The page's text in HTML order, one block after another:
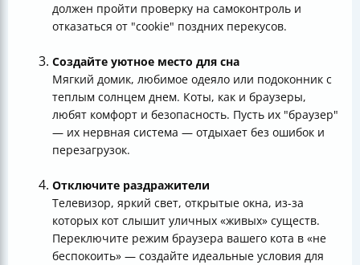
должен пройти проверку на самоконтроль и
отказаться от "cookie" поздних перекусов.
Создайте уютное место для сна
Мягкий домик, любимое одеяло или подоконник с
теплым солнцем днем. Коты, как и браузеры,
любят комфорт и безопасность. Пусть их "браузер"
— их нервная система — отдыхает без ошибок и
перезагрузок.
Отключите раздражители
Телевизор, яркий свет, открытые окна, из-за
которых кот слышит уличных «живых» существ.
Переключите режим браузера вашего кота в «не
беспокоить» — создайте идеальные условия для